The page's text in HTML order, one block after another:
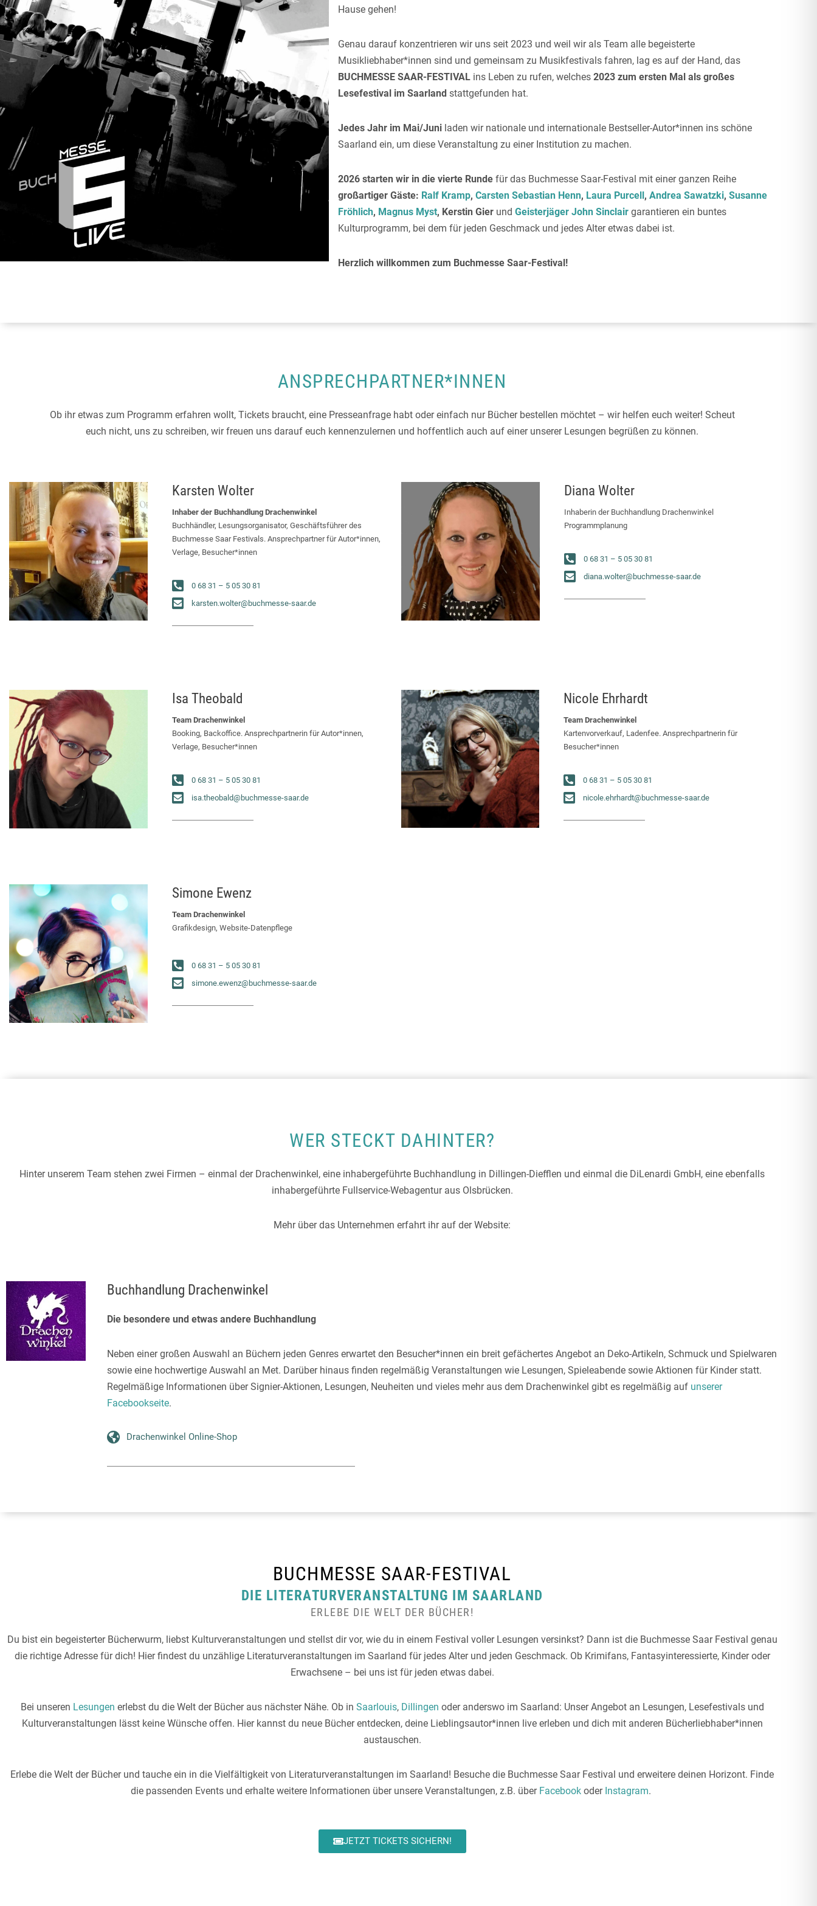
Hause gehen!
Genau darauf konzentrieren wir uns seit 2023 und weil wir als Team alle begeisterte
Musikliebhaber*innen sind und gemeinsam zu Musikfestivals fahren, lag es auf der Hand, das
BUCHMESSE SAAR-FESTIVALins Leben zu rufen, welches 2023 zum ersten Mal als großes
Lesefestival im Saarlandstattgefunden hat.
Jedes Jahr im Mai/Juniladen wir nationale und internationale Bestseller-Autor*innen ins schöne
Saarland ein, um diese Veranstaltung zu einer Institution zu machen.
2026 starten wir in die vierte Rundefür das Buchmesse Saar-Festival mit einer ganzen Reihe
großartiger Gäste: Ralf Kramp, Carsten Sebastian Henn, Laura Purcell, Andrea Sawatzki, Susanne
Fröhlich, Magnus Myst, Kerstin Gier und Geisterjäger John Sinclairgarantieren ein buntes
Kulturprogramm, bei dem für jeden Geschmack und jedes Alter etwas dabei ist.
Herzlich willkommen zum Buchmesse Saar-Festival!
ANSPRECHPARTNER*INNEN
Ob ihr etwas zum Programm erfahren wollt, Tickets braucht, eine Presseanfrage habt oder einfach nur Bücher bestellen möchtet – wir helfen euch weiter! Scheut
euch nicht, uns zu schreiben, wir freuen uns darauf euch kennenzulernen und hoffentlich auch auf einer unserer Lesungen begrüßen zu können.
Karsten Wolter
Inhaber der Buchhandlung Drachenwinkel
Buchhändler, Lesungsorganisator, Geschäftsführer des
Buchmesse Saar Festivals. Ansprechpartner für Autor*innen,
Verlage, Besucher*innen
0 68 31 – 5 05 30 81
karsten.wolter@buchmesse-saar.de
Diana Wolter
Inhaberin der Buchhandlung Drachenwinkel
Programmplanung
0 68 31 – 5 05 30 81
diana.wolter@buchmesse-saar.de
Isa Theobald
Team Drachenwinkel
Booking, Backoffice. Ansprechpartnerin für Autor*innen,
Verlage, Besucher*innen
0 68 31 – 5 05 30 81
isa.theobald@buchmesse-saar.de
Nicole Ehrhardt
Team Drachenwinkel
Kartenvorverkauf, Ladenfee. Ansprechpartnerin für
Besucher*innen
0 68 31 – 5 05 30 81
nicole.ehrhardt@buchmesse-saar.de
Simone Ewenz
Team Drachenwinkel
Grafikdesign, Website-Datenpflege
0 68 31 – 5 05 30 81
simone.ewenz@buchmesse-saar.de
WER STECKT DAHINTER?
Hinter unserem Team stehen zwei Firmen – einmal der Drachenwinkel, eine inhabergeführte Buchhandlung in Dillingen-Diefflen und einmal die DiLenardi GmbH, eine ebenfalls
inhabergeführte Fullservice-Webagentur aus Olsbrücken.
Mehr über das Unternehmen erfahrt ihr auf der Website:
Buchhandlung Drachenwinkel
Die besondere und etwas andere Buchhandlung
Neben einer großen Auswahl an Büchern jeden Genres erwartet den Besucher*innen ein breit gefächertes Angebot an Deko-Artikeln, Schmuck und Spielwaren
sowie eine hochwertige Auswahl an Met. Darüber hinaus finden regelmäßig Veranstaltungen wie Lesungen, Spieleabende sowie Aktionen für Kinder statt.
Regelmäßige Informationen über Signier-Aktionen, Lesungen, Neuheiten und vieles mehr aus dem Drachenwinkel gibt es regelmäßig auf unserer
Facebookseite.
Drachenwinkel Online-Shop
BUCHMESSE SAAR-FESTIVAL
DIE LITERATURVERANSTALTUNG IM SAARLAND
ERLEBE DIE WELT DER BÜCHER!
Du bist ein begeisterter Bücherwurm, liebst Kulturveranstaltungen und stellst dir vor, wie du in einem Festival voller Lesungen versinkst? Dann ist die Buchmesse Saar Festival genau
die richtige Adresse für dich! Hier findest du unzählige Literaturveranstaltungen im Saarland für jedes Alter und jeden Geschmack. Ob Krimifans, Fantasyinteressierte, Kinder oder
Erwachsene – bei uns ist für jeden etwas dabei.
Bei unseren Lesungen erlebst du die Welt der Bücher aus nächster Nähe. Ob in Saarlouis, Dillingen oder anderswo im Saarland: Unser Angebot an Lesungen, Lesefestivals und
Kulturveranstaltungen lässt keine Wünsche offen. Hier kannst du neue Bücher entdecken, deine Lieblingsautor*innen live erleben und dich mit anderen Bücherliebhaber*innen
austauschen.
Erlebe die Welt der Bücher und tauche ein in die Vielfältigkeit von Literaturveranstaltungen im Saarland! Besuche die Buchmesse Saar Festival und erweitere deinen Horizont. Finde
die passenden Events und erhalte weitere Informationen über unsere Veranstaltungen, z.B. über Facebook oder Instagram.
JETZT TICKETS SICHERN!